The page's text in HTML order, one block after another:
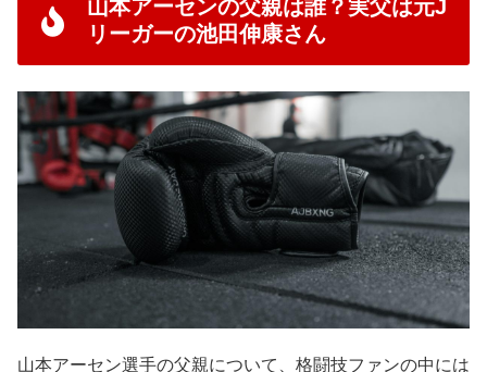
山本アーセンの父親は誰？実父は元J
リーガーの池田伸康さん
山本アーセン選手の父親について、格闘技ファンの中には